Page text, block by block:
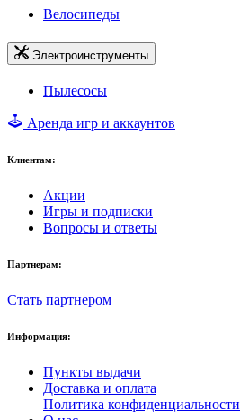
Велосипеды
Электроинструменты
Пылесосы
Аренда игр и аккаунтов
Клиентам:
Акции
Игры и подписки
Вопросы и ответы
Партнерам:
Стать партнером
Информация:
Пункты выдачи
Доставка и оплата
Политика конфиденциальности